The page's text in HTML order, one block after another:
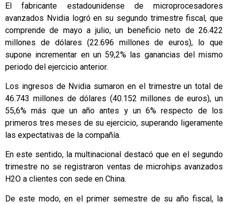
El fabricante estadounidense de microprocesadores
avanzados Nvidia logró en su segundo trimestre fiscal, que
comprende de mayo a julio, un beneficio neto de 26.422
millones de dólares (22.696 millones de euros), lo que
supone incrementar en un 59,2% las ganancias del mismo
periodo del ejercicio anterior.
Los ingresos de Nvidia sumaron en el trimestre un total de
46.743 millones de dólares (40.152 millones de euros), un
55,6% más que un año antes y un 6% respecto de los
primeros tres meses de su ejercicio, superando ligeramente
las expectativas de la compañía.
En este sentido, la multinacional destacó que en el segundo
trimestre no se registraron ventas de microhips avanzados
H2O a clientes con sede en China.
De este modo, en el primer semestre de su año fiscal, la